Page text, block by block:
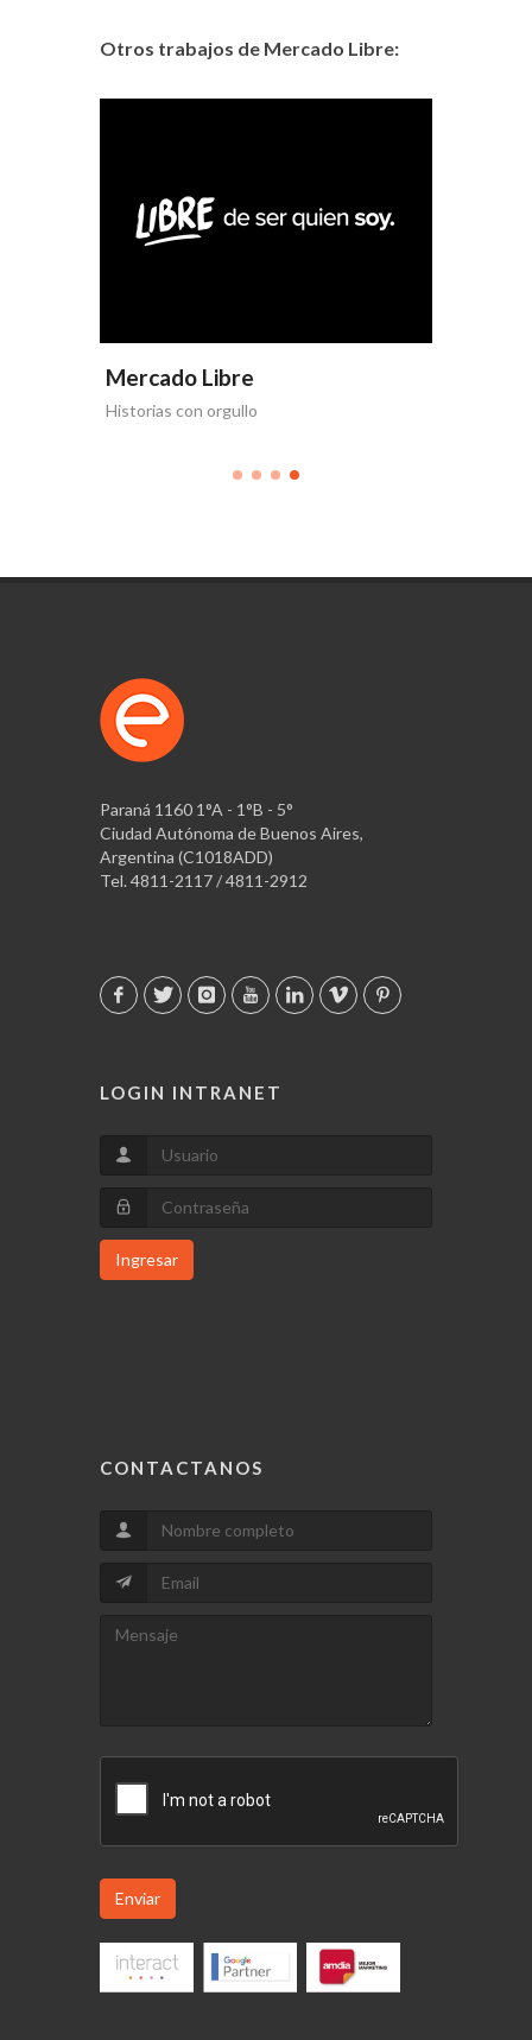
Otros trabajos de Mercado Libre:
Mercado Libre
Historias con orgullo
Paraná 1160 1°A - 1°B - 5°
Ciudad Autónoma de Buenos Aires,
Argentina (C1018ADD)
Tel. 4811-2117 / 4811-2912
LOGIN INTRANET
Ingresar
CONTACTANOS
Enviar